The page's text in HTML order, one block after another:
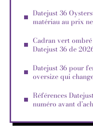
Datejust 36
matériau au prix
Cadran vert
Datejust 36 de
Datejust 36 pour
oversize qui
Références
numéro avant